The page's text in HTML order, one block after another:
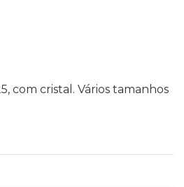
com cristal. Vários tamanhos